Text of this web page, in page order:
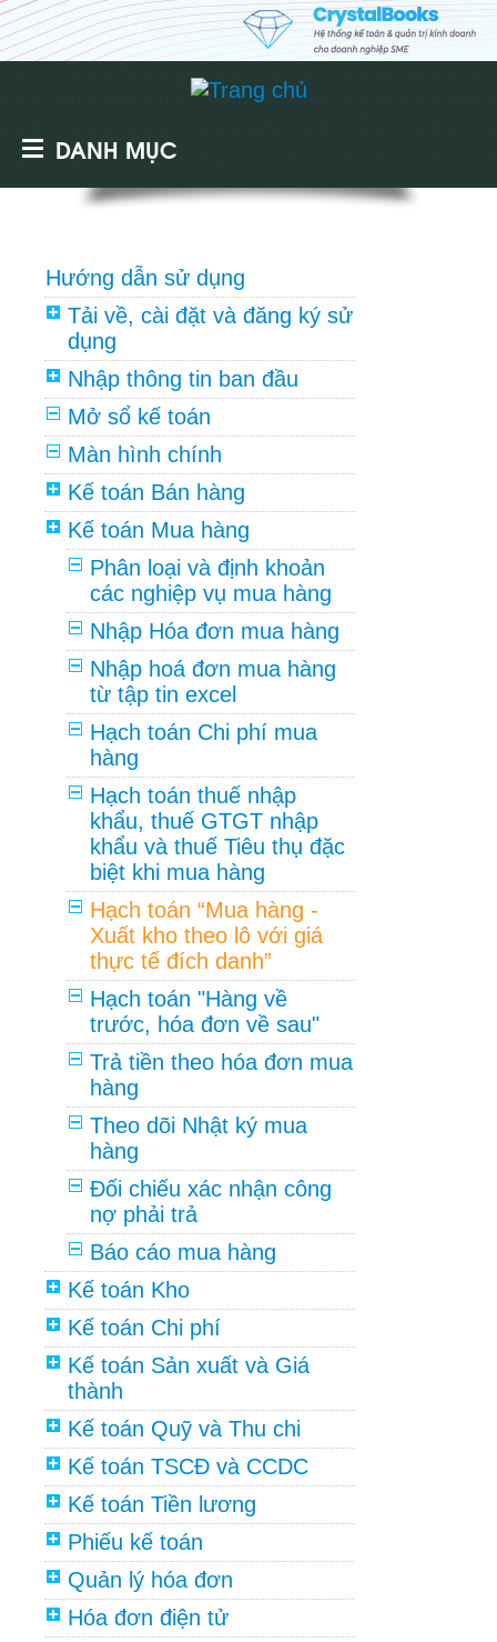
DANH MỤC
Hướng dẫn sử dụng
Tải về, cài đặt và đăng ký sử
dụng
Nhập thông tin ban đầu
Mở sổ kế toán
Màn hình chính
Kế toán Bán hàng
Kế toán Mua hàng
Phân loại và định khoản
các nghiệp vụ mua hàng
Nhập Hóa đơn mua hàng
Nhập hoá đơn mua hàng
từ tập tin excel
Hạch toán Chi phí mua
hàng
Hạch toán thuế nhập
khẩu, thuế GTGT nhập
khẩu và thuế Tiêu thụ đặc
biệt khi mua hàng
Hạch toán “Mua hàng -
Xuất kho theo lô với giá
thực tế đích danh”
Hạch toán "Hàng về
trước, hóa đơn về sau"
Trả tiền theo hóa đơn mua
hàng
Theo dõi Nhật ký mua
hàng
Đối chiếu xác nhận công
nợ phải trả
Báo cáo mua hàng
Kế toán Kho
Kế toán Chi phí
Kế toán Sản xuất và Giá
thành
Kế toán Quỹ và Thu chi
Kế toán TSCĐ và CCDC
Kế toán Tiền lương
Phiếu kế toán
Quản lý hóa đơn
Hóa đơn điện tử